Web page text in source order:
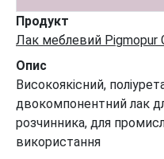
Продукт
Лак меблевий Pigmopur
Опис
Високоякісний,
двокомпонентний лак
розчинника, для
використання